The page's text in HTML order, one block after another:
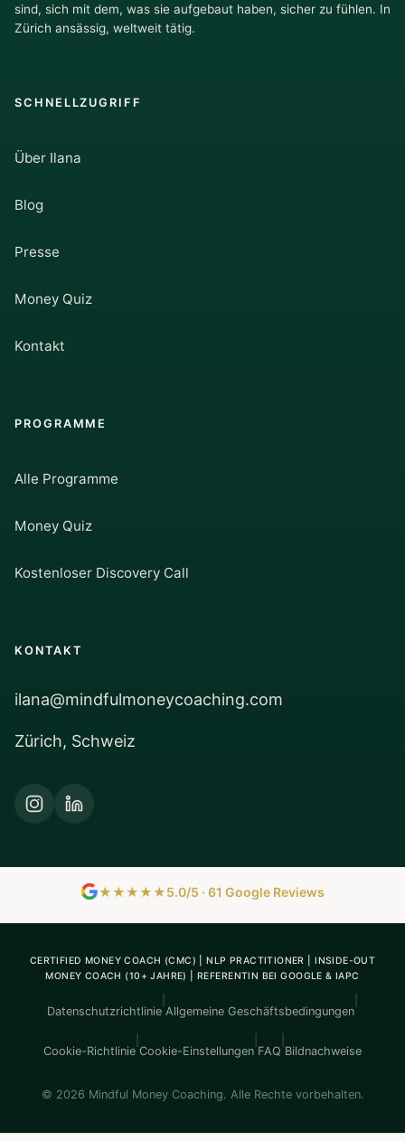
sind, sich mit dem, was sie aufgebaut haben, sicher zu fühlen. In
Zürich ansässig, weltweit tätig.
SCHNELLZUGRIFF
Über Ilana
Blog
Presse
Money Quiz
Kontakt
PROGRAMME
Alle Programme
Money Quiz
Kostenloser Discovery Call
KONTAKT
ilana@mindfulmoneycoaching.com
Zürich, Schweiz
★★★★★5.0/5 · 61 Google Reviews
CERTIFIED MONEY COACH (CMC) | NLP PRACTITIONER | INSIDE-OUT
MONEY COACH (10+ JAHRE) | REFERENTIN BEI GOOGLE & IAPC
Datenschutzrichtlinie Allgemeine Geschäftsbedingungen
Cookie-Richtlinie Cookie-Einstellungen FAQ Bildnachweise
© 2026 Mindful Money Coaching. Alle Rechte vorbehalten.